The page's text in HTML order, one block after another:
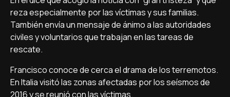
reza especialmente por las víctimas y sus familias.
También envía un mensaje de ánimo a las autoridades
civiles y voluntarios que trabajan en las tareas de
rescate.
Francisco conoce de cerca el drama de los terremotos.
En Italia visitó las zonas afectadas por los seísmos de
2016 y se reunió con las víctimas.